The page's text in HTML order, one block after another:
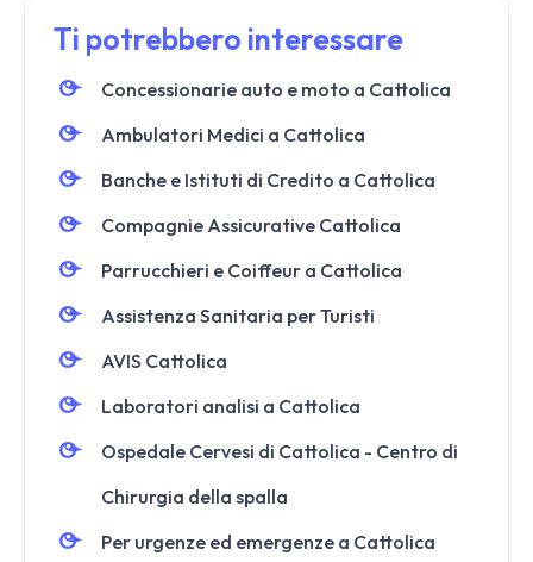
Ti potrebbero interessare
Concessionarie auto e moto a Cattolica
Ambulatori Medici a Cattolica
Banche e Istituti di Credito a Cattolica
Compagnie Assicurative Cattolica
Parrucchieri e Coiffeur a Cattolica
Assistenza Sanitaria per Turisti
AVIS Cattolica
Laboratori analisi a Cattolica
Ospedale Cervesi di Cattolica - Centro di
Chirurgia della spalla
Per urgenze ed emergenze a Cattolica